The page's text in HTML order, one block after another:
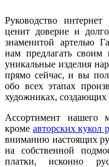
Руководство
ценит доверие и
знаменитой артелью
нам предлагать
уникальные изделия
прямо сейчас, и вы
обо всех этапах
художниках, создающих
Ассортимент нашего
кроме авторских кукол
вниманию настоящих
на собственной
платки, исконно